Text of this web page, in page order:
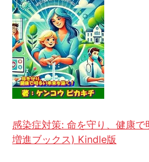
感染症対策: 命を守り、健康
増進ブックス) Kindle版